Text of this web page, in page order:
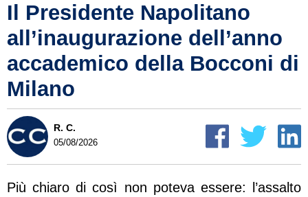
Il Presidente Napolitano
all’inaugurazione dell’anno
accademico della Bocconi di
Milano
R. C.
05/08/2026
Più chiaro di così non poteva essere: l’assalto